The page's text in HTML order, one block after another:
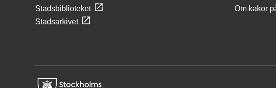
Stadsbiblioteket
Stadsarkivet
Om kakor